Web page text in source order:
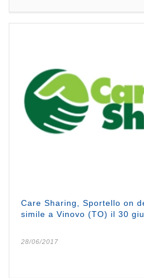
Care Sharing, Sportello on
simile a Vinovo (TO) il 30
28/06/2017